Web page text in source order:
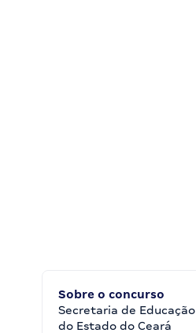
Sobre o concurso
Secretaria de Educação
do Estado do Ceará